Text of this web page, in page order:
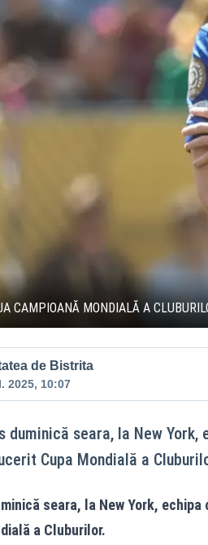
CAMPIOANĂ MONDIALĂ A
de Bistrita
2025, 10:07
duminică seara, la New York,
Cupa Mondială a
seara, la New York, echipa
a Cluburilor.